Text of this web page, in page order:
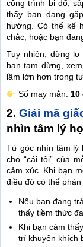
công trình bị đổ,
thấy bạn đang
hướng. Có thể kế
chắc, hoặc bạn
Tuy nhiên, đừng
bạn tạm dừng,
lầm lớn hơn trong
Số may mắn: 10
2. Giải mã
nhìn tâm lý
Từ góc nhìn tâm lý
cho “cái tôi” của
cảm xúc. Khi bạn
điều đó có thể
Nếu bạn đang
thấy tiềm thức
Khi bạn cảm
trí khuyến khích